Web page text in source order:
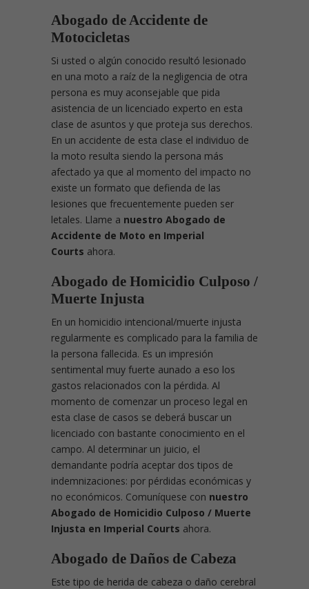
Abogado de Accidente de
Motocicletas
Si usted o algún conocido resultó lesionado
en una moto a raíz de la negligencia de otra
persona es muy aconsejable que pida
asistencia de un licenciado experto en esta
clase de asuntos y que proteja sus derechos.
En un accidente de esta clase el individuo de
la moto resulta siendo la persona más
afectado ya que al momento del impacto no
existe un formato que defienda de las
lesiones que frecuentemente pueden ser
letales. Llame a nuestro Abogado de
Accidente de Moto en Imperial
Courts ahora.
Abogado de Homicidio Culposo /
Muerte Injusta
En un homicidio intencional/muerte injusta
regularmente es complicado para la familia de
la persona fallecida. Es un impresión
sentimental muy fuerte aunado a eso los
gastos relacionados con la pérdida. Al
momento de comenzar un proceso legal en
esta clase de casos se deberá buscar un
licenciado con bastante conocimiento en el
campo. Al determinar un juicio, el
demandante podría aceptar dos tipos de
indemnizaciones: por pérdidas económicas y
no económicos. Comuníquese con nuestro
Abogado de Homicidio Culposo / Muerte
Injusta en Imperial Courts ahora.
Abogado de Daños de Cabeza
Este tipo de herida de cabeza o daño cerebral